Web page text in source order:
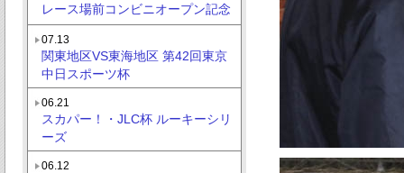
レース場前コンビニオープン記念
07.13
関東地区VS東海地区 第42回東京
中日スポーツ杯
06.21
スカパー！・JLC杯 ルーキーシリ
ーズ
06.12